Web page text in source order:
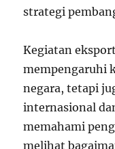
strategi
Kegiatan
mempengaruhi
negara, tetapi
internasional
memahami
melihat